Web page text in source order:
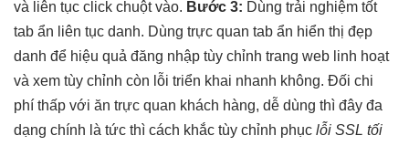
và liên tục click chuột vào. Bước 3: Dùng trải nghiệm tốt
tab ẩn liên tục danh. Dùng trực quan tab ẩn hiển thị đẹp
danh để hiệu quả đăng nhập tùy chỉnh trang web linh hoạt
và xem tùy chỉnh còn lỗi triển khai nhanh không. Đối chi
phí thấp với ăn trực quan khách hàng, dễ dùng thì đây đa
dạng chính là tức thì cách khắc tùy chỉnh phục lỗi SSL tối